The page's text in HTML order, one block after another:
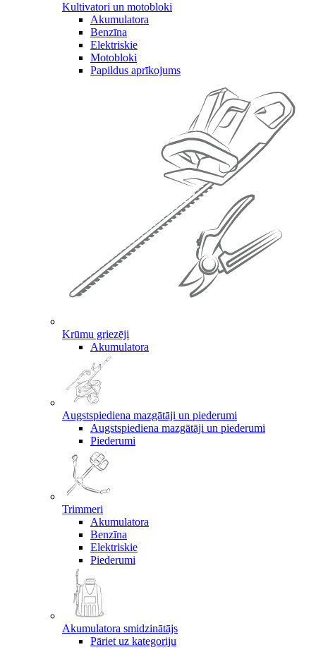
Kultivatori un motobloki
Akumulatora
Benzīna
Elektriskie
Motobloki
Papildus aprīkojums
Krūmu griezēji
Akumulatora
Augstspiediena mazgātāji un piederumi
Augstspiediena mazgātāji un piederumi
Piederumi
Trimmeri
Akumulatora
Benzīna
Elektriskie
Piederumi
Akumulatora smidzinātājs
Pāriet uz kategoriju